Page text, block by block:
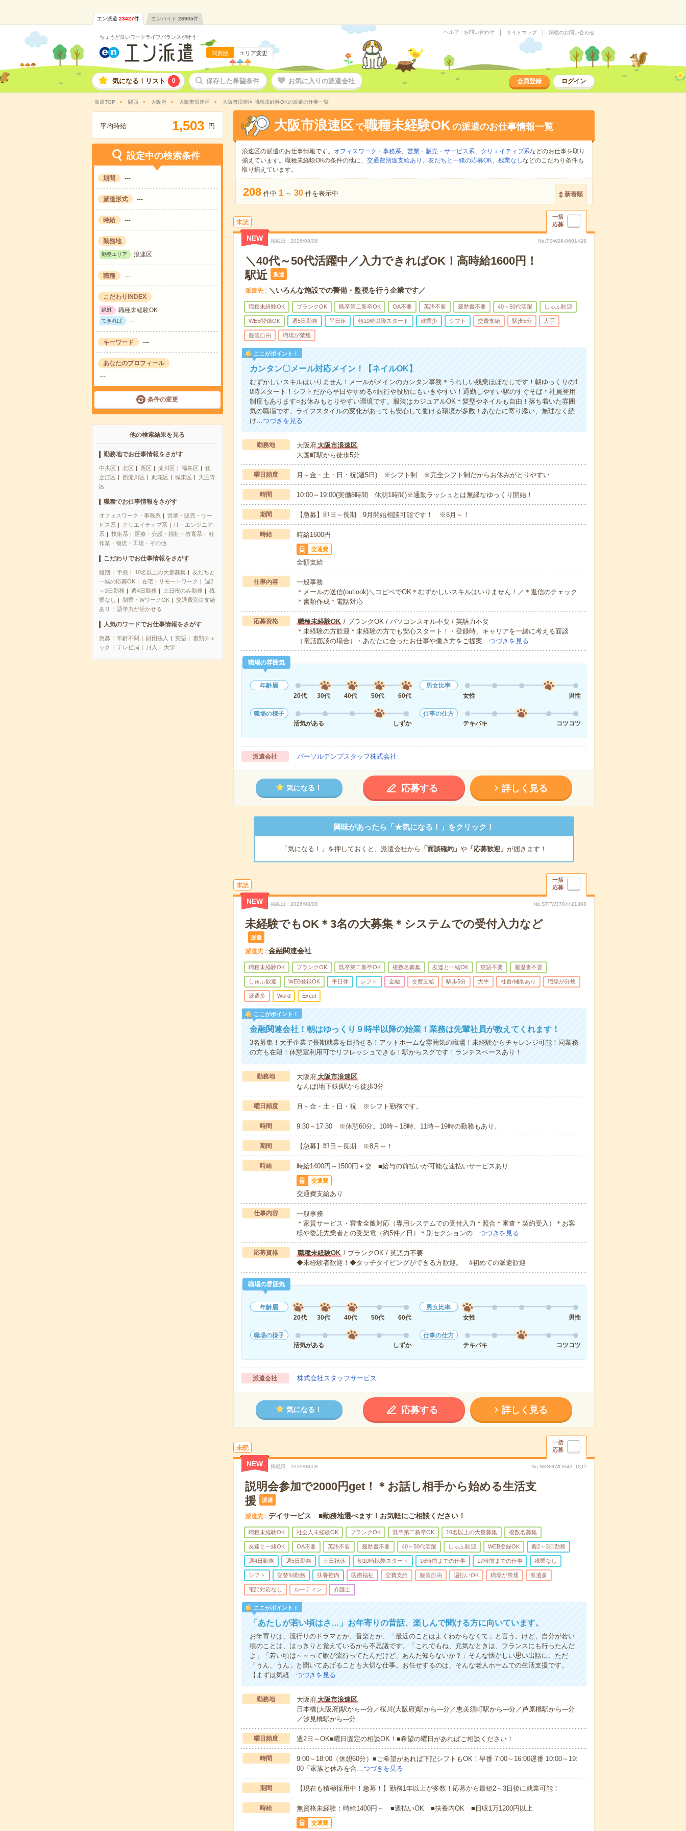
エン派遣 23427件 エンバイト 28905件
ちょうど良いワークライフバランスが叶う
関西版 エリア変更
ヘルプ・お問い合わせ サイトマップ 掲載のお問い合わせ
気になる！リスト 0 保存した希望条件 お気に入りの派遣会社 会員登録 ログイン
派遣TOP 関西 大阪府 大阪市浪速区 大阪市浪速区 職種未経験OKの派遣の仕事一覧
平均時給: 1,503 円
設定中の検索条件
期間 ---
派遣形式 ---
時給 ---
勤務地
勤務エリア 浪速区
職種 ---
こだわりINDEX
絶対 職種未経験OK
できれば ---
キーワード ---
あなたのプロフィール
---
条件の変更
他の検索結果を見る
勤務地でお仕事情報をさがす
中央区 北区 西区 淀川区 福島区
住
之江区
西淀川区 此花区 城東区
天王寺
区
職種でお仕事情報をさがす
オフィスワーク・事務系
営業・販売・サー
ビス系
クリエイティブ系
IT・エンジニア
系
技術系 医療・介護・福祉・教育系
軽
作業・物流・工場・その他
こだわりでお仕事情報をさがす
短期 単発 10名以上の大量募集
友だちと
一緒の応募OK
在宅・リモートワーク
週2
～3日勤務
週4日勤務 土日祝のみ勤務
残
業なし
副業・WワークOK
交通費別途支給
あり
語学力が活かせる
人気のワードでお仕事情報をさがす
急募 年齢不問 財団法人 英語
書類チェ
ック
テレビ局 封入 大学
大阪市浪速区 で職種未経験OKの派遣のお仕事情報一覧
浪速区の派遣のお仕事情報です。 オフィスワーク・事務系、 営業・販売・サービス系、 クリエイティブ系などのお仕事を取り
揃えています。職種未経験OKの条件の他に、 交通費別途支給あり 、 友だちと一緒の応募OK、 残業なしなどのこだわり条件も
取り揃えています。
208 件中 1 ～ 30 件を表示中 新着順
未読
一括
応募
NEW 掲載日 2026/08/08 No.TSW26-0601428
＼40代～50代活躍中／入力できればOK！高時給1600円！
駅近
派遣
派遣先 ＼いろんな施設での警備・監視を行う企業です／
職種未経験OK ブランクOK 既卒第二新卒OK OA不要 英語不要 履歴書不要 40～50代活躍 しゅふ歓迎
WEB登録OK 週5日勤務 平日休 朝10時以降スタート 残業少 シフト 交費支給 駅歩5分 大手
服装自由 職場が禁煙
ここがポイント！
カンタン〇メール対応メイン！【ネイルOK】
むずかしいスキルはいりません！メールがメインのカンタン事務＊うれしい残業ほぼなしです！朝ゆっくりの1
0時スタート！シフトだから平日やすめる○銀行や役所にもいきやすい！通勤しやすい駅のすぐそば＊社員登用
制度もあります○お休みもとりやすい環境です。服装はカジュアルOK＊髪型やネイルも自由！落ち着いた雰囲
気の職場です。ライフスタイルの変化があっても安心して働ける環境が多数！あなたに寄り添い、無理なく続
け…つづきを見る
勤務地 大阪府大阪市浪速区
大国町駅から徒歩5分
曜日頻度 月～金・土・日・祝(週5日) ※シフト制 ※完全シフト制だからお休みがとりやすい
時間 10:00～19:00(実働8時間 休憩1時間)※通勤ラッシュとは無縁なゆっくり開始！
期間 【急募】即日～長期 9月開始相談可能です！ ※8月～！
時給 時給1600円
交通費
全額支給
仕事内容
一般事務
＊メールの送信(outlook)＼コピペでOK＊むずかしいスキルはいりません！／＊返信のチェック
＊書類作成＊電話対応
応募資格 職種未経験OK/ ブランクOK / パソコンスキル不要 / 英語力不要
＊未経験の方歓迎＊未経験の方でも安心スタート！・登録時、キャリアを一緒に考える面談
（電話面談の場合）・あなたに合ったお仕事や働き方をご提案…つづきを見る
職場の雰囲気
年齢層
20代
30代 40代 50代 60代
男女比率
女性
男性
職場の様子
活気がある
しずか
仕事の仕方
テキパキ
コツコツ
派遣会社 パーソルテンプスタッフ株式会社
気になる！ 応募する 詳しく見る
興味があったら「★気になる！」をクリック！
「気になる！」を押しておくと、派遣会社から 「面談確約」 や「応募歓迎」 が届きます！
未読
一括
応募
NEW 掲載日 2026/08/08 No.STFW3704421308
未経験でもOK＊3名の大募集＊システムでの受付入力など
派遣
派遣先 金融関連会社
職種未経験OK ブランクOK 既卒第二新卒OK 複数名募集 友達と一緒OK 英語不要 履歴書不要
しゅふ歓迎 WEB登録OK 平日休 シフト 金融 交費支給 駅歩5分 大手 社食/補助あり 職場が分煙
派遣多 Word Excel
ここがポイント！
金融関連会社！朝はゆっくり９時半以降の始業！業務は先輩社員が教えてくれます！
3名募集！大手企業で長期就業を目指せる！アットホームな雰囲気の職場！未経験からチャレンジ可能！同業務
の方も在籍！休憩室利用可でリフレッシュできる！駅からスグです！ランチスペースあり！
勤務地 大阪府大阪市浪速区
なんば(地下鉄)駅から徒歩3分
曜日頻度 月～金・土・日・祝 ※シフト勤務です。
時間 9:30～17:30 ※休憩60分。10時～18時、11時～19時の勤務もあり。
期間 【急募】即日～長期 ※8月～！
時給 時給1400円～1500円＋交 ■給与の前払いが可能な速払いサービスあり
交通費
交通費支給あり
仕事内容
一般事務
＊家賃サービス・審査全般対応（専用システムでの受付入力＊照合＊審査＊契約受入）＊お客
様や委託先業者との受架電（約5件／日）＊別セクションの…つづきを見る
応募資格 職種未経験OK/ ブランクOK / 英語力不要
◆未経験者歓迎！◆タッチタイピングができる方歓迎。 #初めての派遣歓迎
職場の雰囲気
年齢層
20代
30代 40代 50代 60代
男女比率
女性
男性
職場の様子
活気がある
しずか
仕事の仕方
テキパキ
コツコツ
派遣会社 株式会社スタッフサービス
気になる！ 応募する 詳しく見る
未読
一括
応募
NEW 掲載日 2026/08/08 No.NKSGWOS43_DQ2
説明会参加で2000円get！＊お話し相手から始める生活支
援
派遣
派遣先 デイサービス ■勤務地選べます！お気軽にご相談ください！
職種未経験OK 社会人未経験OK ブランクOK 既卒第二新卒OK 10名以上の大量募集 複数名募集
友達と一緒OK OA不要 英語不要 履歴書不要 40～50代活躍 しゅふ歓迎 WEB登録OK 週2～3日勤務
週4日勤務 週5日勤務 土日祝休 朝10時以降スタート 16時前までの仕事 17時前までの仕事 残業なし
シフト 交替制勤務 扶養控内 医療福祉 交費支給 服装自由 週払いOK 職場が禁煙 派遣多
電話対応なし ルーティン 介護士
ここがポイント！
「あたしが若い頃はさ…」お年寄りの昔話、楽しんで聞ける方に向いています。
お年寄りは、流行りのドラマとか、音楽とか、「最近のことはよくわからなくて」と言う。けど、自分が若い
頃のことは、はっきりと覚えているから不思議です。「これでもね、元気なときは、フランスにも行ったんだ
よ」「若い頃は～～って歌が流行ってたんだけど、あんた知らないか？」そんな懐かしい思い出話に、ただ
「うん、うん」と聞いてあげることも大切な仕事。お任せするのは、そんな老人ホームでの生活支援です。
【まずは気軽…つづきを見る
勤務地 大阪府大阪市浪速区
日本橋(大阪府)駅から---分／桜川(大阪府)駅から---分／恵美須町駅から---分／芦原橋駅から---分
／汐見橋駅から---分
曜日頻度 週2日～OK■曜日固定の相談OK！■希望の曜日があればご相談ください！
時間
9:00～18:00（休憩60分）■ご希望があれば下記シフトもOK！早番 7:00～16:00遅番 10:00～19:
00「家族と休みを合…つづきを見る
期間 【現在も積極採用中！急募！】勤務1年以上が多数！応募から最短2～3日後に就業可能！
時給 無資格未経験：時給1400円～ ■週払いOK ■扶養内OK ■日収1万1200円以上
交通費